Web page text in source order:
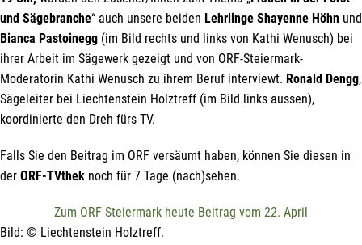
und Sägebranche“ auch unsere beiden Lehrlinge Shayenne Höhn und
Bianca Pastoinegg (im Bild rechts und links von Kathi Wenusch) bei
ihrer Arbeit im Sägewerk gezeigt und von ORF-Steiermark-
Moderatorin Kathi Wenusch zu ihrem Beruf interviewt. Ronald Dengg,
Sägeleiter bei Liechtenstein Holztreff (im Bild links aussen),
koordinierte den Dreh fürs TV.
Falls Sie den Beitrag im ORF versäumt haben, können Sie diesen in
der ORF-TVthek noch für 7 Tage (nach)sehen.
Zum ORF Steiermark heute Beitrag vom 22. April
Bild: © Liechtenstein Holztreff.
Name*
E-Mail*
Hiermit erkläre ich mich damit einverstanden, dass die Daten
Liechtenstein Holztreff GmbH im Einklang mit der
Datenschutzerklärung verwendet werden. Diese Einwilligung ist
freiwillig und kann jederzeit mit Wirkung für die Zukunft gegenüber